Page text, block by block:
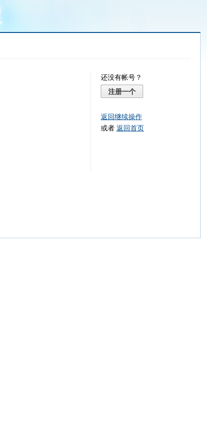
还没有帐号？
注册一个
返回继续操作
或者 返回首页